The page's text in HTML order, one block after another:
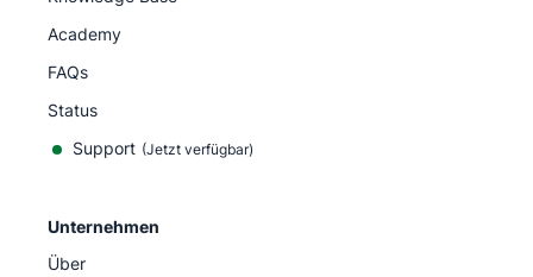
Academy
FAQs
Status
Support (Jetzt verfügbar)
Unternehmen
Über